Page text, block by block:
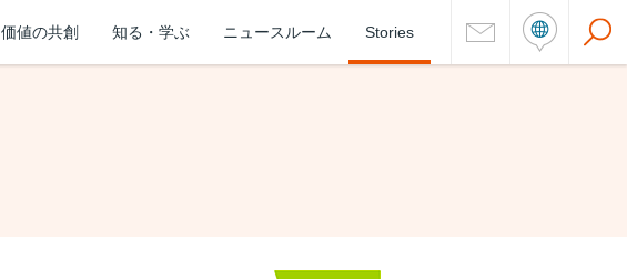
価値の共創 知る・学ぶ ニュースルーム Stories